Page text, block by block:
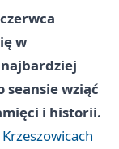
w
seansie wziąć
i historii.